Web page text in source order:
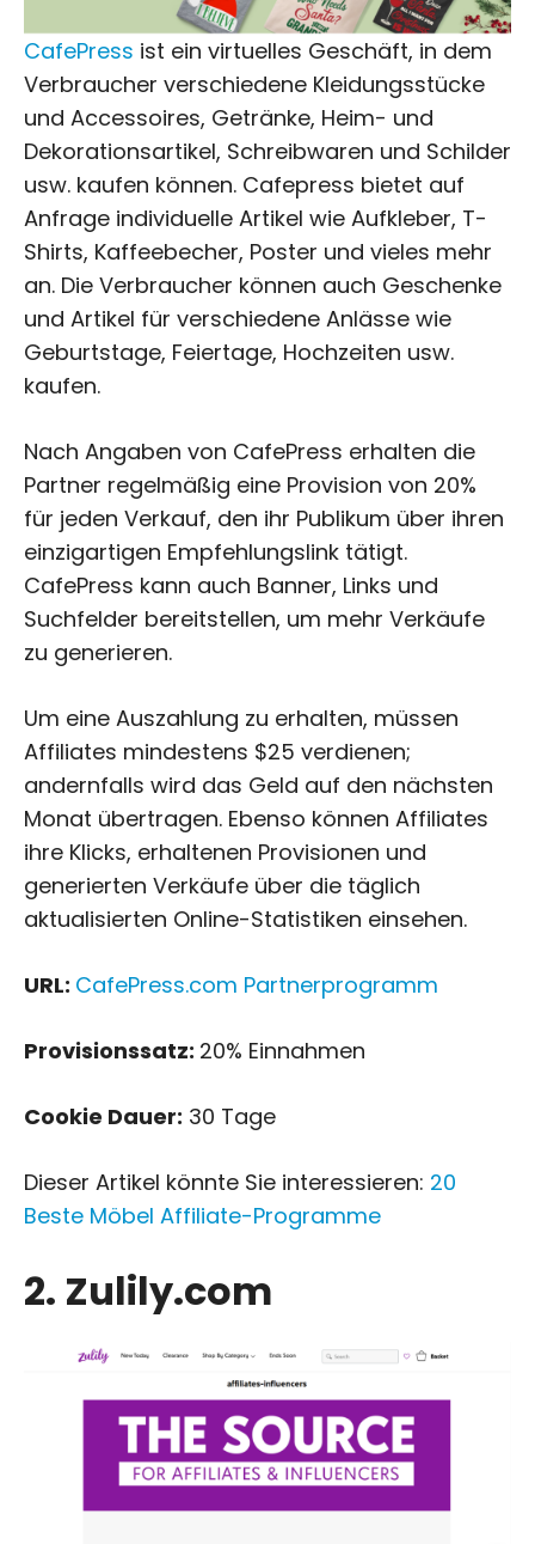
CafePress ist ein virtuelles Geschäft, in dem
Verbraucher verschiedene Kleidungsstücke
und Accessoires, Getränke, Heim- und
Dekorationsartikel, Schreibwaren und Schilder
usw. kaufen können. Cafepress bietet auf
Anfrage individuelle Artikel wie Aufkleber, T-
Shirts, Kaffeebecher, Poster und vieles mehr
an. Die Verbraucher können auch Geschenke
und Artikel für verschiedene Anlässe wie
Geburtstage, Feiertage, Hochzeiten usw.
kaufen.
Nach Angaben von CafePress erhalten die
Partner regelmäßig eine Provision von 20%
für jeden Verkauf, den ihr Publikum über ihren
einzigartigen Empfehlungslink tätigt.
CafePress kann auch Banner, Links und
Suchfelder bereitstellen, um mehr Verkäufe
zu generieren.
Um eine Auszahlung zu erhalten, müssen
Affiliates mindestens $25 verdienen;
andernfalls wird das Geld auf den nächsten
Monat übertragen. Ebenso können Affiliates
ihre Klicks, erhaltenen Provisionen und
generierten Verkäufe über die täglich
aktualisierten Online-Statistiken einsehen.
URL: CafePress.com Partnerprogramm
Provisionssatz: 20% Einnahmen
Cookie Dauer: 30 Tage
Dieser Artikel könnte Sie interessieren: 20
Beste Möbel Affiliate-Programme
2. Zulily.com